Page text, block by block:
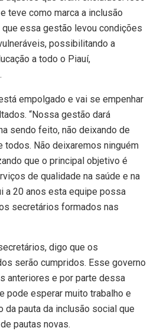
teve como marca a inclusão
essa gestão levou condições
possibilitando a
a todo o Piauí,
empolgado e vai se empenhar
“Nossa gestão dará
sendo feito, não deixando de
todos. Não deixaremos ninguém
que o principal objetivo é
de qualidade na saúde e na
a 20 anos esta equipe possa
secretários formados nas
digo que os
serão cumpridos. Esse governo
anteriores e por parte dessa
pode esperar muito trabalho e
da pauta da inclusão social que
pautas novas.